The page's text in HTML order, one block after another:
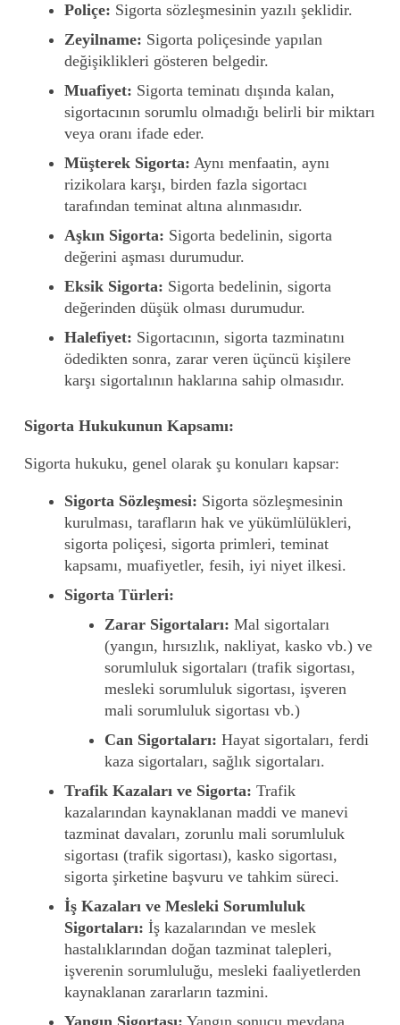
Poliçe: Sigorta sözleşmesinin yazılı şeklidir.
Zeyilname: Sigorta poliçesinde yapılan
değişiklikleri gösteren belgedir.
Muafiyet: Sigorta teminatı dışında kalan,
sigortacının sorumlu olmadığı belirli bir miktarı
veya oranı ifade eder.
Müşterek Sigorta: Aynı menfaatin, aynı
rizikolara karşı, birden fazla sigortacı
tarafından teminat altına alınmasıdır.
Aşkın Sigorta: Sigorta bedelinin, sigorta
değerini aşması durumudur.
Eksik Sigorta: Sigorta bedelinin, sigorta
değerinden düşük olması durumudur.
Halefiyet: Sigortacının, sigorta tazminatını
ödedikten sonra, zarar veren üçüncü kişilere
karşı sigortalının haklarına sahip olmasıdır.
Sigorta Hukukunun Kapsamı:
Sigorta hukuku, genel olarak şu konuları kapsar:
Sigorta Sözleşmesi: Sigorta sözleşmesinin
kurulması, tarafların hak ve yükümlülükleri,
sigorta poliçesi, sigorta primleri, teminat
kapsamı, muafiyetler, fesih, iyi niyet ilkesi.
Sigorta Türleri:
Zarar Sigortaları: Mal sigortaları
(yangın, hırsızlık, nakliyat, kasko vb.) ve
sorumluluk sigortaları (trafik sigortası,
mesleki sorumluluk sigortası, işveren
mali sorumluluk sigortası vb.)
Can Sigortaları: Hayat sigortaları, ferdi
kaza sigortaları, sağlık sigortaları.
Trafik Kazaları ve Sigorta: Trafik
kazalarından kaynaklanan maddi ve manevi
tazminat davaları, zorunlu mali sorumluluk
sigortası (trafik sigortası), kasko sigortası,
sigorta şirketine başvuru ve tahkim süreci.
İş Kazaları ve Mesleki Sorumluluk
Sigortaları: İş kazalarından ve meslek
hastalıklarından doğan tazminat talepleri,
işverenin sorumluluğu, mesleki faaliyetlerden
kaynaklanan zararların tazmini.